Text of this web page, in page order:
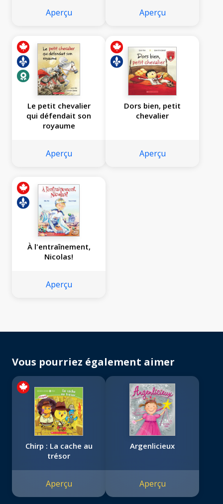
Aperçu Aperçu
Le petit chevalier
qui défendait son
royaume
Aperçu
Dors bien, petit
chevalier
Aperçu
À l'entraînement,
Nicolas!
Aperçu
Vous pourriez également aimer
Chirp : La cache au
trésor
Aperçu
Argenlicieux
Aperçu